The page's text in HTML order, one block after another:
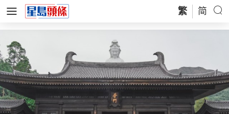
繁 简